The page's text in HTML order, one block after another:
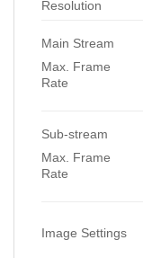
Resolution
Main Stream
Max. Frame
Rate
Sub-stream
Max. Frame
Rate
Image Settings